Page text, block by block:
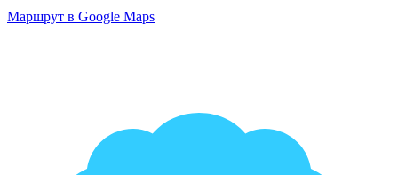
Маршрут в Google Maps